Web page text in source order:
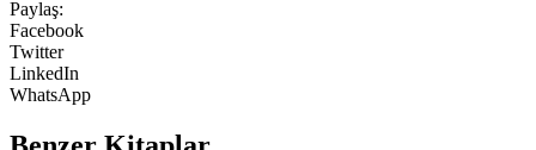
Paylaş:
Facebook
Twitter
LinkedIn
WhatsApp